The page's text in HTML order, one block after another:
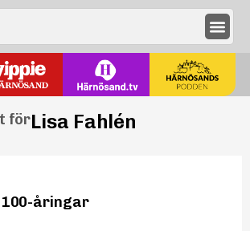
förLisa Fahlén
100-åringar